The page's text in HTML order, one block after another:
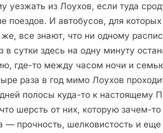
уезжать из Лоухов, если туда
поездов. И автобусов, для которых
все знают, что ни одному
в сутки здесь на одну минуту
где-то между часом ночи и
раза в год мимо Лоухов
полосы куда-то к настоящему
шерсть от них, которую зачем-
— прочность, шелковистость и еще